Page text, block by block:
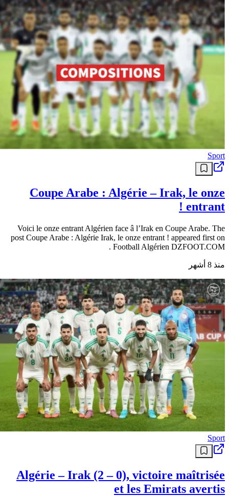
Sport
Coupe Arabe : Algérie – Irak, le onze
entrant !
Voici le onze entrant Algérien face â l’Irak en Coupe Arabe. The
post Coupe Arabe : Algérie Irak, le onze entrant ! appeared first on
Football Algérien DZFOOT.COM .
منذ 8 أشهر
Sport
Algérie – Irak (2 – 0), victoire maîtrisée
et les Emirats avertis